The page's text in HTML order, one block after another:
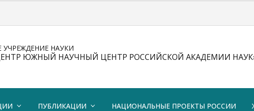
НАУКИ
ЮЖНЫЙ НАУЧНЫЙ ЦЕНТР РОССИЙСКОЙ АКАДЕМИИ
ПУБЛИКАЦИИ НАЦИОНАЛЬНЫЕ ПРОЕКТЫ РОССИИ